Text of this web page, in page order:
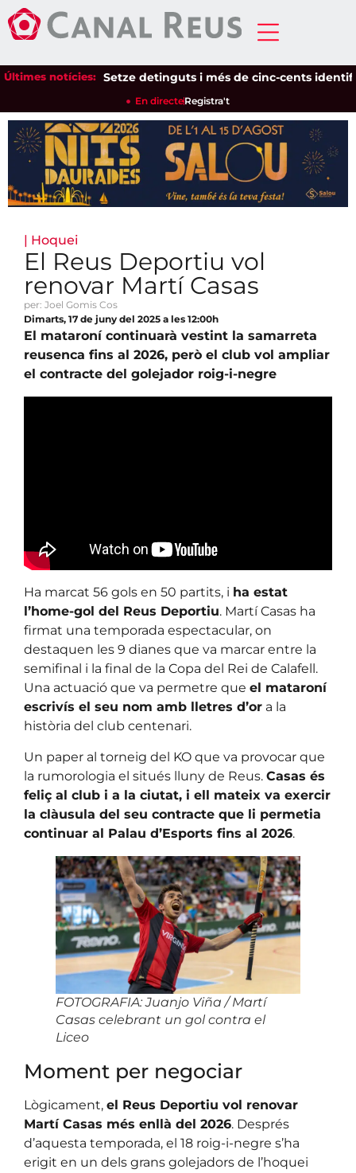
Últimes notícies:Setze detinguts i més de cinc-cents
En directeRegistra't
| Hoquei
El Reus Deportiu vol
renovar Martí Casas
per: Joel Gomis Cos
Dimarts, 17 de juny del 2025 a les 12:00h
El mataroní continuarà vestint la samarreta
reusenca fins al 2026, però el club vol ampliar
el contracte del golejador roig-i-negre
Ha marcat 56 gols en 50 partits, i ha estat
l’home-gol del Reus Deportiu. Martí Casas ha
firmat una temporada espectacular, on
destaquen les 9 dianes que va marcar entre la
semifinal i la final de la Copa del Rei de Calafell.
Una actuació que va permetre que el mataroní
escrivís el seu nom amb lletres d’or a la
història del club centenari.
Un paper al torneig del KO que va provocar que
la rumorologia el situés lluny de Reus. Casas és
feliç al club i a la ciutat, i ell mateix va exercir
la clàusula del seu contracte que li permetia
continuar al Palau d’Esports fins al 2026.
FOTOGRAFIA: Juanjo Viña / Martí
Casas celebrant un gol contra el
Liceo
Moment per negociar
Lògicament, el Reus Deportiu vol renovar
Martí Casas més enllà del 2026. Després
d’aquesta temporada, el 18 roig-i-negre s’ha
erigit en un dels grans golejadors de l’hoquei